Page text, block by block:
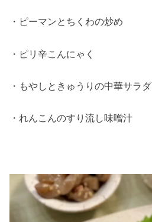
・ピーマンとちくわの炒め
・ピリ辛こんにゃく
・もやしときゅうりの中華サラダ
・れんこんのすり流し味噌汁